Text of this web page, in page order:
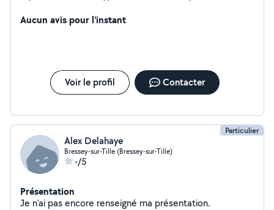
dog sitting, ménage, aide au devoir).
Aucun avis pour l'instant
Voir le profil Contacter
Particulier
Alex Delahaye
Bressey-sur-Tille (Bressey-sur-Tille)
-/5
Présentation
Je n'ai pas encore renseigné ma présentation.